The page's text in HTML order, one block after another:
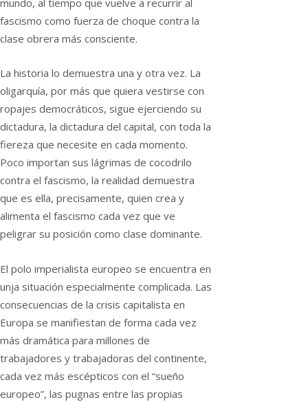
fascismo como fuerza de choque contra la
clase obrera más consciente.
La historia lo demuestra una y otra vez. La
oligarquía, por más que quiera vestirse con
ropajes democráticos, sigue ejerciendo su
dictadura, la dictadura del capital, con toda la
fiereza que necesite en cada momento.
Poco importan sus lágrimas de cocodrilo
contra el fascismo, la realidad demuestra
que es ella, precisamente, quien crea y
alimenta el fascismo cada vez que ve
peligrar su posición como clase dominante.
El polo imperialista europeo se encuentra en
unja situación especialmente complicada. Las
consecuencias de la crisis capitalista en
Europa se manifiestan de forma cada vez
más dramática para millones de
trabajadores y trabajadoras del continente,
cada vez más escépticos con el “sueño
europeo”, las pugnas entre las propias